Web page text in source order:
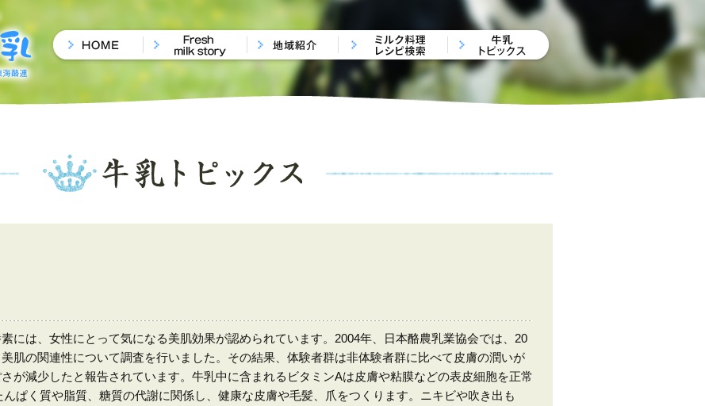
には、女性にとって気になる美肌効果が認められています。2004年、日本酪農乳業協会では、20
肌の関連性について調査を行いました。その結果、体験者群は非体験者群に比べて皮膚の潤いが
が減少したと報告されています。牛乳中に含まれるビタミンAは皮膚や粘膜などの表皮細胞を正常
ぱく質や脂質、糖質の代謝に関係し、健康な皮膚や毛髪、爪をつくります。ニキビや吹き出も